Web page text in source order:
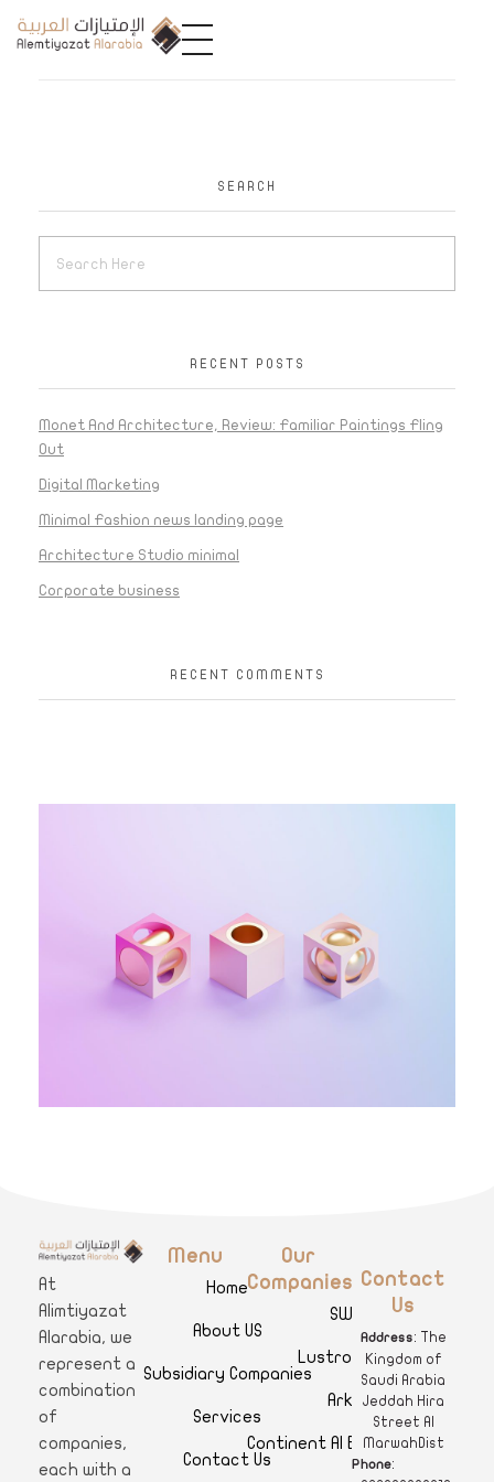
SEARCH
RECENT POSTS
Monet And Architecture, Review: Familiar Paintings Fling
Out
Digital Marketing
Minimal Fashion news landing page
Architecture Studio minimal
Corporate business
RECENT COMMENTS
A
limtiyazat Alarabiaفي الامتيازات العربية، نحن نمثل مجموعة من الشركات، تتمتع كل منها بتاريخ غني يمتد لأكثر من نصف قرن.
At
Alimtiyazat
Alarabia, we
represent a
combination
of
companies,
each with a
Menu
Home
About US
Subsidiary Companies
Services
Contact Us
Our
Companies
SWAR
Lustro Clinics
Arkan
Continent Al Ertiqaa Hotel
Contact
Us
Address: The
Kingdom of
Saudi Arabia
Jeddah Hira
Street Al
MarwahDist
Phone: